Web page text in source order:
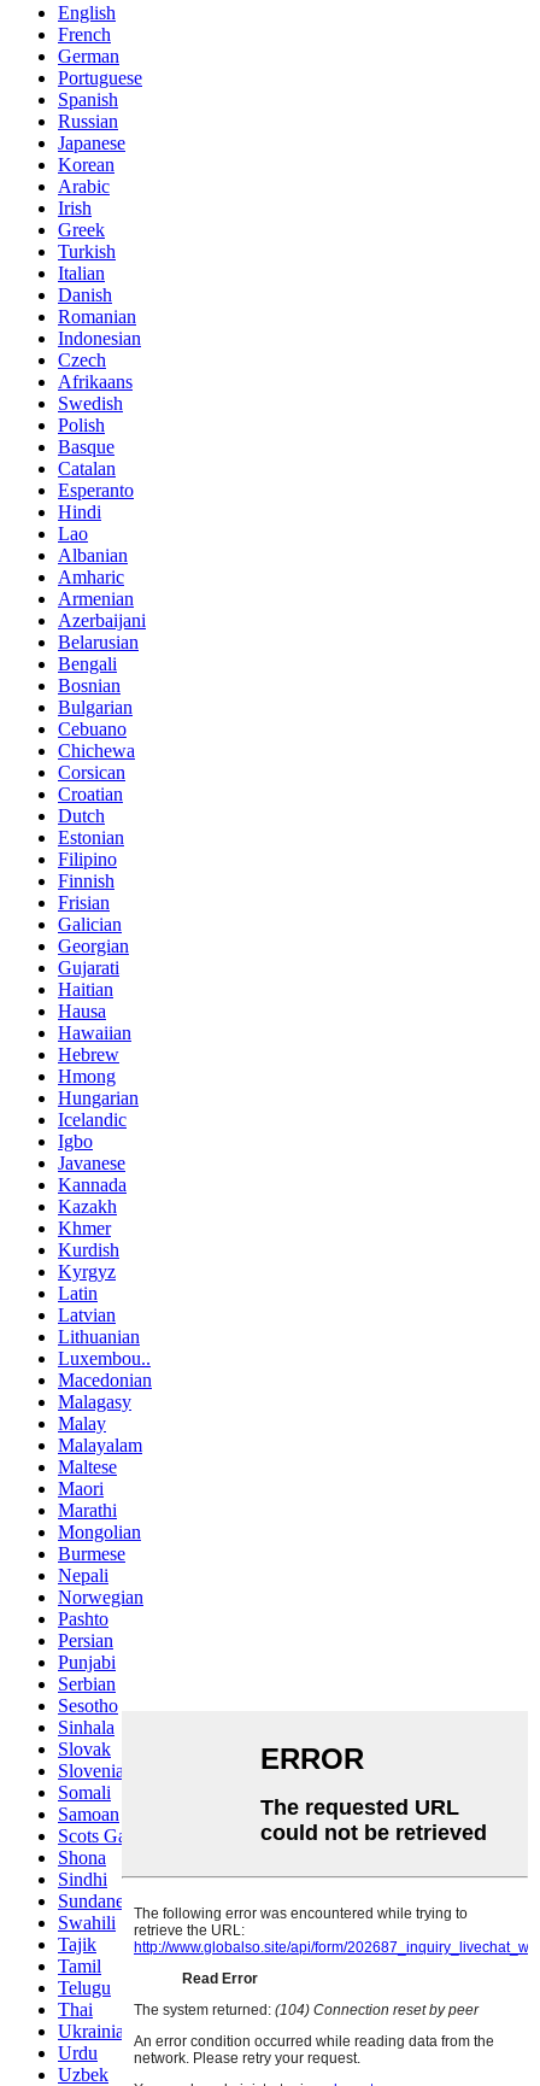
English
French
German
Portuguese
Spanish
Russian
Japanese
Korean
Arabic
Irish
Greek
Turkish
Italian
Danish
Romanian
Indonesian
Czech
Afrikaans
Swedish
Polish
Basque
Catalan
Esperanto
Hindi
Lao
Albanian
Amharic
Armenian
Azerbaijani
Belarusian
Bengali
Bosnian
Bulgarian
Cebuano
Chichewa
Corsican
Croatian
Dutch
Estonian
Filipino
Finnish
Frisian
Galician
Georgian
Gujarati
Haitian
Hausa
Hawaiian
Hebrew
Hmong
Hungarian
Icelandic
Igbo
Javanese
Kannada
Kazakh
Khmer
Kurdish
Kyrgyz
Latin
Latvian
Lithuanian
Luxembou..
Macedonian
Malagasy
Malay
Malayalam
Maltese
Maori
Marathi
Mongolian
Burmese
Nepali
Norwegian
Pashto
Persian
Punjabi
Serbian
Sesotho
Sinhala
Slovak
Slovenian
Somali
Samoan
Scots Gaelic
Shona
Sindhi
Sundanese
Swahili
Tajik
Tamil
Telugu
Thai
Ukrainian
Urdu
Uzbek